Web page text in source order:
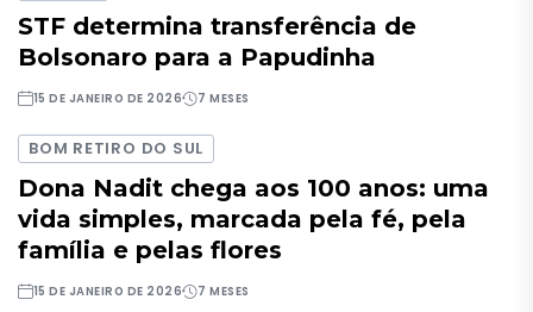
STF determina transferência de
Bolsonaro para a Papudinha
15 DE JANEIRO DE 2026 7 MESES
BOM RETIRO DO SUL
Dona Nadit chega aos 100 anos: uma
vida simples, marcada pela fé, pela
família e pelas flores
15 DE JANEIRO DE 2026 7 MESES